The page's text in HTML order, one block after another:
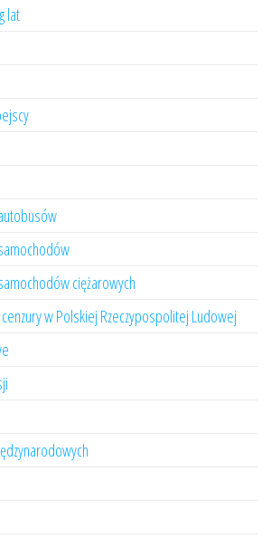
lat
ciężarowych
w Polskiej Rzeczypospolitej Ludowej